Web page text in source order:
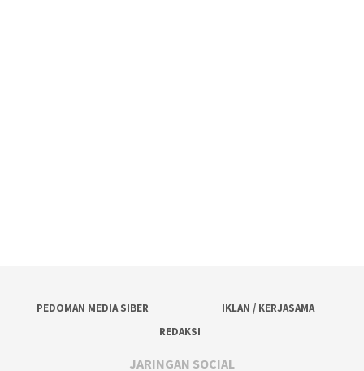
PEDOMAN MEDIA SIBER
IKLAN / KERJASAMA
REDAKSI
JARINGAN SOCIAL